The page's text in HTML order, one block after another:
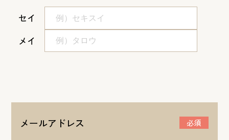
セイ
メイ
メールアドレス 必須